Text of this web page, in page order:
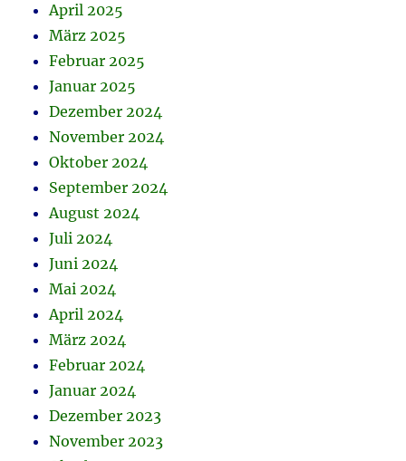
April 2025
März 2025
Februar 2025
Januar 2025
Dezember 2024
November 2024
Oktober 2024
September 2024
August 2024
Juli 2024
Juni 2024
Mai 2024
April 2024
März 2024
Februar 2024
Januar 2024
Dezember 2023
November 2023